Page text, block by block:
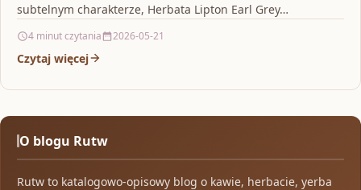
subtelnym charakterze, Herbata Lipton Earl Grey…
4 minut czytania 2026-05-21
Czytaj więcej
O blogu Rutw
Rutw to katalogowo-opisowy blog o kawie, herbacie, yerba